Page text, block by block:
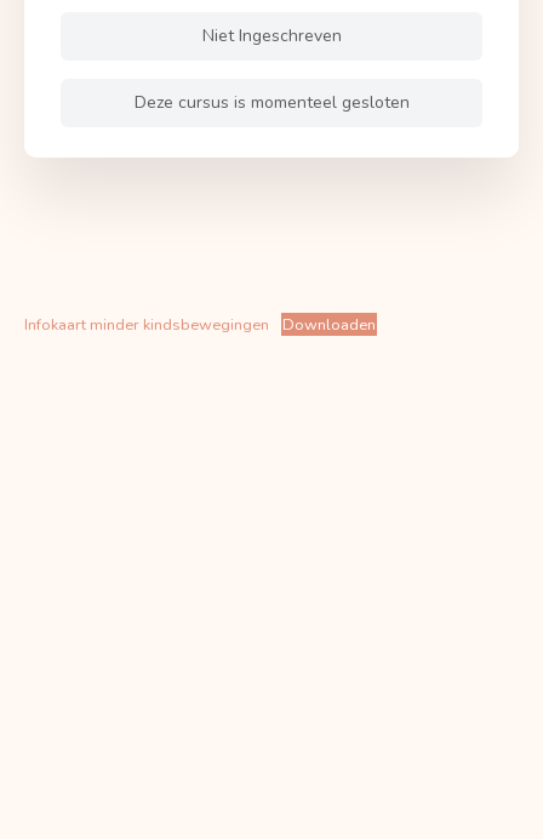
Infokaart minder kindsbewegingen Downloaden
Niet Ingeschreven
Deze cursus is momenteel gesloten